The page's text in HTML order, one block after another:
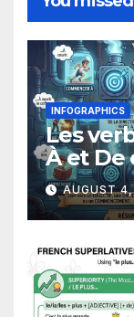
INFOGRAPHICS
Les
À et De
AUGUST